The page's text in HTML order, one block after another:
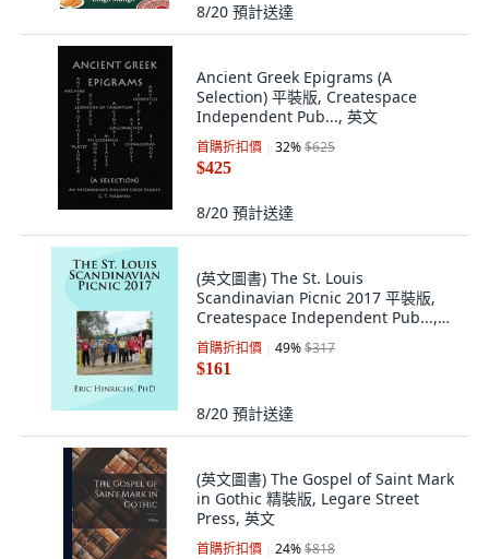
8/20 預計送達
Ancient Greek Epigrams (A
Selection) 平裝版, Createspace
Independent Pub..., 英文
首購折扣價 32%$625
$425
8/20 預計送達
(英文圖書) The St. Louis
Scandinavian Picnic 2017 平裝版,
Createspace Independent Pub...,
英文
首購折扣價 49%$317
$161
8/20 預計送達
(英文圖書) The Gospel of Saint Mark
in Gothic 精裝版, Legare Street
Press, 英文
首購折扣價 24%$818